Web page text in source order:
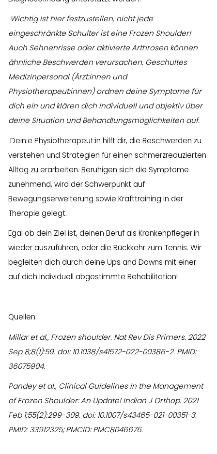
Wichtig ist hier festzustellen, nicht jede
eingeschränkte Schulter ist eine Frozen Shoulder!
Auch Sehnenrisse oder aktivierte Arthrosen können
ähnliche Beschwerden verursachen. Geschultes
Medizinpersonal (Ärzt:innen und
Physiotherapeut:innen) ordnen deine Symptome für
dich ein und klären dich individuell und objektiv über
deine Situation und Behandlungsmöglichkeiten auf.
Dein:e Physiotherapeut:in hilft dir, die Beschwerden zu
verstehen und Strategien für einen schmerzreduzierten
Alltag zu erarbeiten. Beruhigen sich die Symptome
zunehmend, wird der Schwerpunkt auf
Bewegungserweiterung sowie Krafttraining in der
Therapie gelegt.
Egal ob dein Ziel ist, deinen Beruf als Krankenpfleger:in
wieder auszuführen, oder die Rückkehr zum Tennis. Wir
begleiten dich durch deine Ups and Downs mit einer
auf dich individuell abgestimmte Rehabilitation!
Quellen:
Millar et al., Frozen shoulder. Nat Rev Dis Primers. 2022
Sep 8;8(1):59. doi: 10.1038/s41572-022-00386-2. PMID:
36075904.
Pandey et al., Clinical Guidelines in the Management
of Frozen Shoulder: An Update! Indian J Orthop. 2021
Feb 1;55(2):299-309. doi: 10.1007/s43465-021-00351-3.
PMID: 33912325; PMCID: PMC8046676.